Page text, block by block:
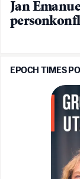
Jan
EPOCH TIMES